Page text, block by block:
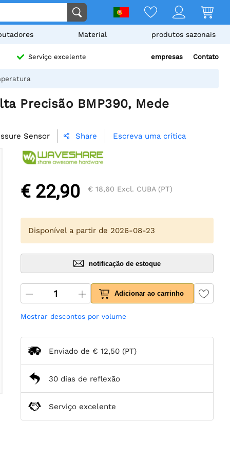
Material produtos sazonais
Serviço excelente empresas Contato
Precisão BMP390, Mede
Sensor  Share Escreva uma crítica
€ 22,90 € 18,60 Excl. CUBA (PT)
Disponível a partir de 2026-08-23
notificação de estoque
Adicionar ao carrinho
Mostrar descontos por volume
Enviado de € 12,50 (PT)
30 dias de reflexão
Serviço excelente